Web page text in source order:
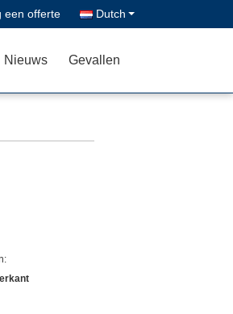
een offerte Dutch
Nieuws Gevallen